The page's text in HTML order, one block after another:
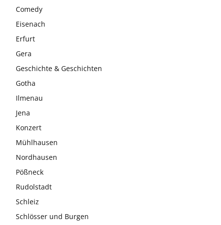
Comedy
Eisenach
Erfurt
Gera
Geschichte & Geschichten
Gotha
Ilmenau
Jena
Konzert
Mühlhausen
Nordhausen
Pößneck
Rudolstadt
Schleiz
Schlösser und Burgen